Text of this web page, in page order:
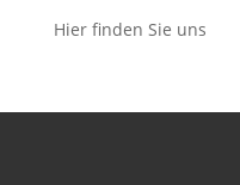
Hier finden Sie uns